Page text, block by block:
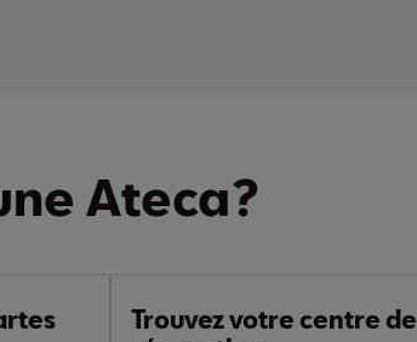
Ateca?
Trouvez votre centre de